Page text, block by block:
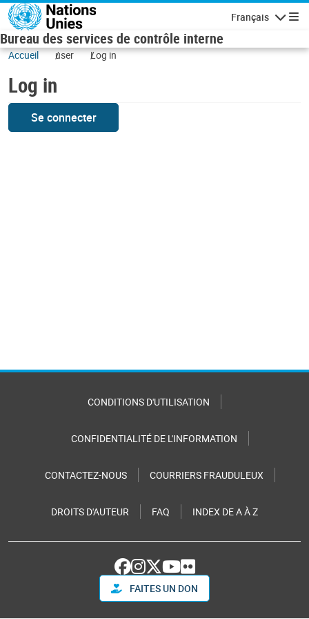
Skip to main content
Français
Bureau des services de contrôle interne
Accueil user Log in
Log in
Se connecter
CONDITIONS D'UTILISATION
CONFIDENTIALITÉ DE L'INFORMATION
CONTACTEZ-NOUS COURRIERS FRAUDULEUX
DROITS D'AUTEUR FAQ INDEX DE A À Z
FAITES UN DON